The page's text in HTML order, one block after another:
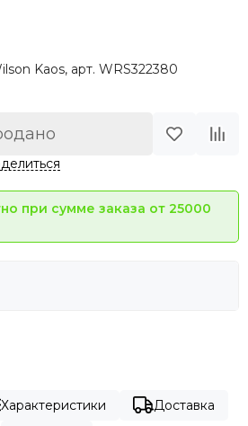
Kaos, арт. WRS322380
при сумме заказа от 25000
Характеристики
Доставка